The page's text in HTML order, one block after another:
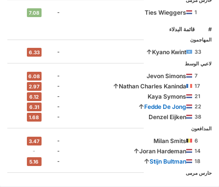
1
Ties Wieggers
-
7.08
# ‏قائمة البدلاء
المهاجمون
33
Kyano Kwint
↑
-
6.33
لاعبي الوسط
7
Jevon Simons
-
6.08
17
Nathan Charles Kaninda
↑
-
2.97
21
Kaya Symons
-
6.12
22
Fedde De Jong
↑
-
6.31
38
Denzel Eijken
-
1.68
المدافعون
6
Milan Smits
-
3.47
14
Joran Hardeman
↑
-
-
18
Stijn Bultman
↑
-
5.16
حارس مرمى